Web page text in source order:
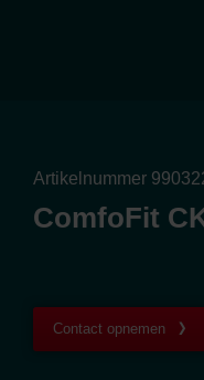
Artikelnummer
ComfoFit
Contact opnemen